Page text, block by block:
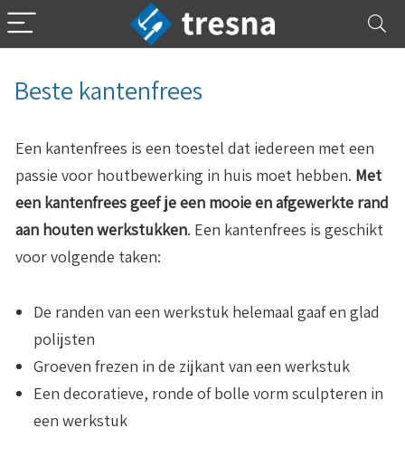
Beste kantenfrees
Een kantenfrees is een toestel dat iedereen met een
passie voor houtbewerking in huis moet hebben. Met
een kantenfrees geef je een mooie en afgewerkte rand
aan houten werkstukken. Een kantenfrees is geschikt
voor volgende taken:
De randen van een werkstuk helemaal gaaf en glad
polijsten
Groeven frezen in de zijkant van een werkstuk
Een decoratieve, ronde of bolle vorm sculpteren in
een werkstuk